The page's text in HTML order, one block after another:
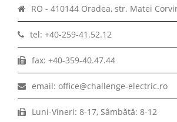
RO - 410144 Oradea, str. Matei
tel: +40-259-41.52.12
fax: +40-359-40.47.44
email: office@challenge-electric.ro
Luni-Vineri: 8-17, Sâmbătă: 8-12